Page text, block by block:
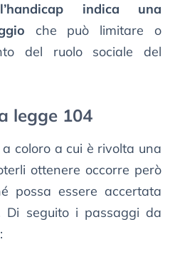
l’handicap indica una
che può limitare o
del ruolo sociale del
legge 104
coloro a cui è rivolta una
ottenere occorre però
possa essere accertata
Di seguito i passaggi da